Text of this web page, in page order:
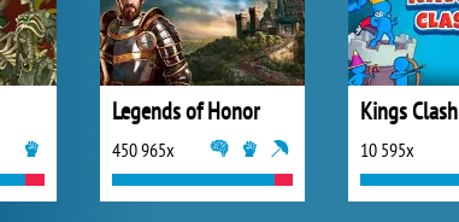
Legends of Honor
450 965x
Kings Clash
10 595x